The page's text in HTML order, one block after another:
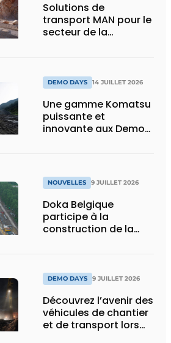
Solutions de
transport MAN pour le
secteur de la
DEMO DAYS 14 JUILLET 2026
Une gamme Komatsu
puissante et
innovante aux Demo
NOUVELLES 9 JUILLET 2026
Doka Belgique
participe à la
construction de la
DEMO DAYS 9 JUILLET 2026
Découvrez l’avenir des
véhicules de chantier
et de transport lors